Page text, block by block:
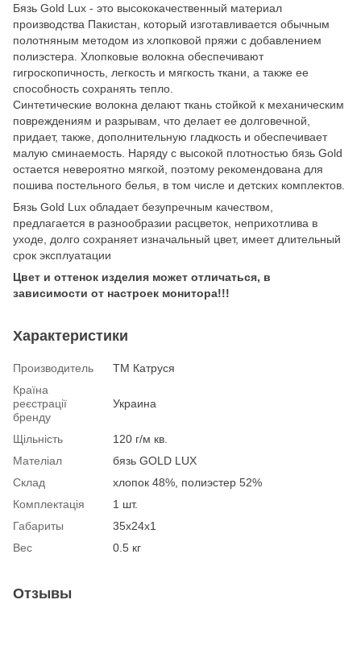
Бязь Gold Lux - это высококачественный материал
производства Пакистан, который изготавливается обычным
полотняным методом из хлопковой пряжи с добавлением
полиэстера. Хлопковые волокна обеспечивают
гигроскопичность, легкость и мягкость ткани, а также ее
способность сохранять тепло.
Синтетические волокна делают ткань стойкой к механическим
повреждениям и разрывам, что делает ее долговечной,
придает, также, дополнительную гладкость и обеспечивает
малую сминаемость. Наряду с высокой плотностью бязь Gold
остается невероятно мягкой, поэтому рекомендована для
пошива постельного белья, в том числе и детских комплектов.
Бязь Gold Lux обладает безупречным качеством,
предлагается в разнообразии расцветок, неприхотлива в
уходе, долго сохраняет изначальный цвет, имеет длительный
срок эксплуатации
Цвет и оттенок изделия может отличаться, в
зависимости от настроек монитора!!!
Характеристики
Производитель
ТМ Катруся
Країна
реєстрації
бренду
Украина
Щільність
120 г/м кв.
Мателіал
бязь GOLD LUX
Склад
хлопок 48%, полиэстер 52%
Комплектація
1 шт.
Габариты
35х24х1
Вес
0.5 кг
Отзывы